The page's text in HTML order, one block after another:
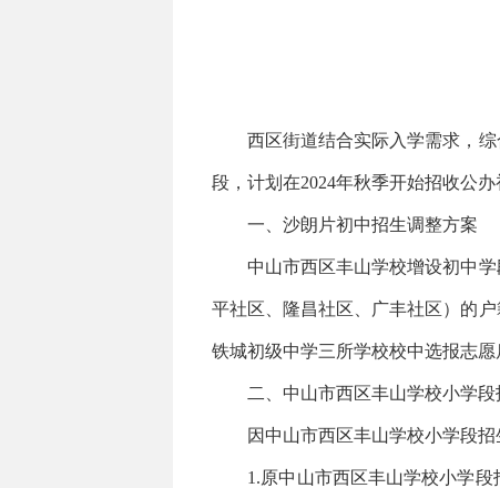
西区街道结合实际入学需求，综
段，计划在2024年秋季开始招收公
一、沙朗片初中招生调整方案
中山市西区丰山学校增设初中学
平社区、隆昌社区、广丰社区）的
铁城初级中学三所学校校中选报志愿
二、中山市西区丰山学校小学段
因中山市西区丰山学校小学段招
1.原中山市西区丰山学校小学段招